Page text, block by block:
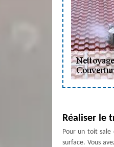
Réaliser le
Pour un toit sale
surface. Vous